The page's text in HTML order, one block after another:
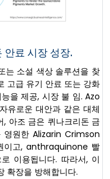
안료 시장 성장.
는 소설 색상 솔루션을 찾
고급 유기 안료 또는 강화
을 제공, 시장 불 임. Azo
로운 대안과 같은 대체
, 아조 금은 퀴나크리돈 금
영원한 Alizarin Crimson
이고, anthraquinone 빨
이용됩니다. 따라서, 이
확장을 방해합니다.